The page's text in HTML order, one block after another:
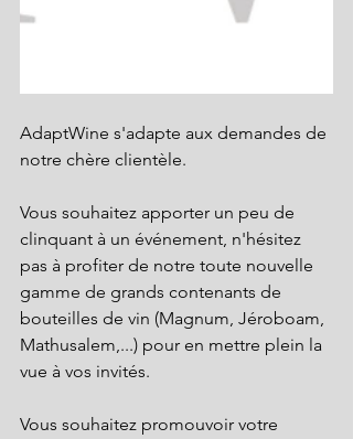
AdaptWine s'adapte aux demandes de
notre chère clientèle.
Vous souhaitez apporter un peu de
clinquant à un événement, n'hésitez
pas à profiter de notre toute nouvelle
gamme de grands contenants de
bouteilles de vin (Magnum, Jéroboam,
Mathusalem,...) pour en mettre plein la
vue à vos invités.
Vous souhaitez promouvoir votre